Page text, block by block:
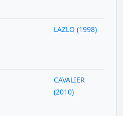
LAZLO (1998)
CAVALIER
(2010)